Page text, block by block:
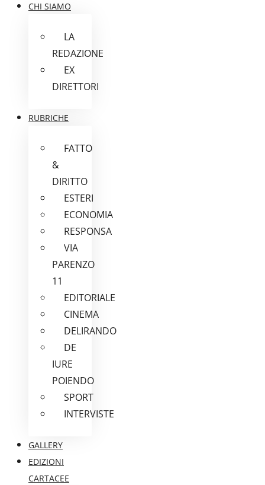
CHI SIAMO
LA
REDAZIONE
EX
DIRETTORI
RUBRICHE
FATTO
&
DIRITTO
ESTERI
ECONOMIA
RESPONSA
VIA
PARENZO
11
EDITORIALE
CINEMA
DELIRANDO
DE
IURE
POIENDO
SPORT
INTERVISTE
GALLERY
EDIZIONI
CARTACEE